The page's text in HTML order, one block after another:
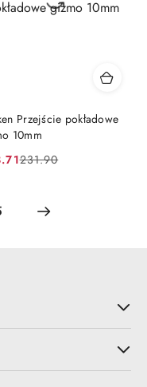
Przejście pokładowe
10mm
231.90